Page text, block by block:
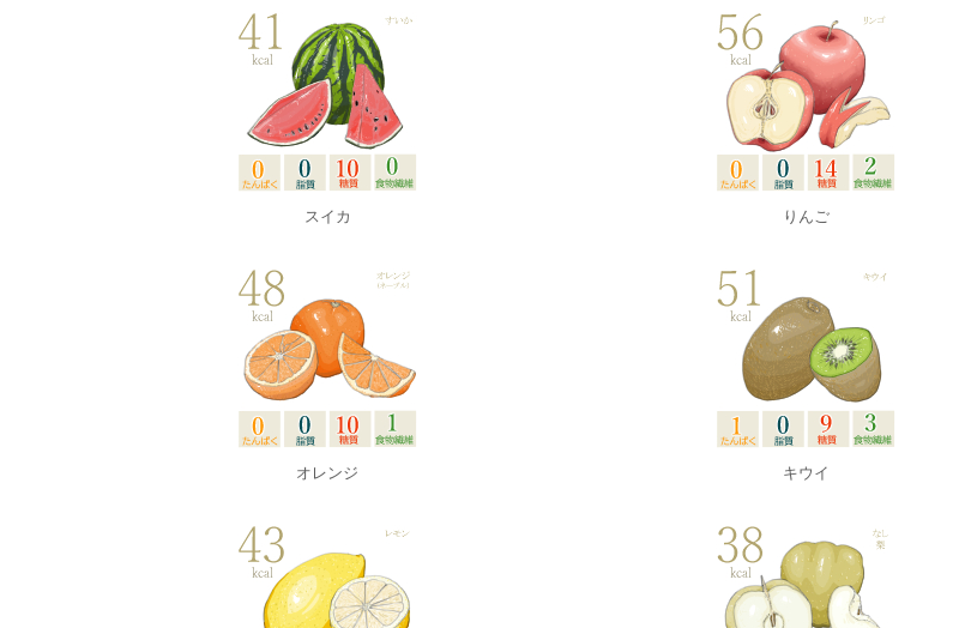
スイカ
オレンジ
りんご
キウイ